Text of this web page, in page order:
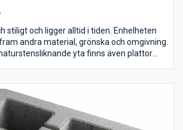
stiligt och ligger alltid i tiden. Enhelheten
andra material, grönska och omgivning.
yta finns även plattor